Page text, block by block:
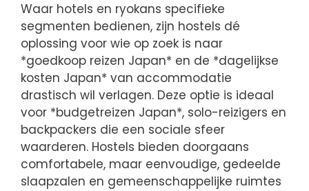
Waar hotels en ryokans specifieke
segmenten bedienen, zijn hostels dé
oplossing voor wie op zoek is naar
*goedkoop reizen Japan* en de *dagelijkse
kosten Japan* van accommodatie
drastisch wil verlagen. Deze optie is ideaal
voor *budgetreizen Japan*, solo-reizigers en
backpackers die een sociale sfeer
waarderen. Hostels bieden doorgaans
comfortabele, maar eenvoudige, gedeelde
slaapzalen en gemeenschappelijke ruimtes